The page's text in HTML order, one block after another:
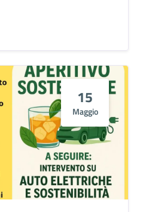
15
Maggio